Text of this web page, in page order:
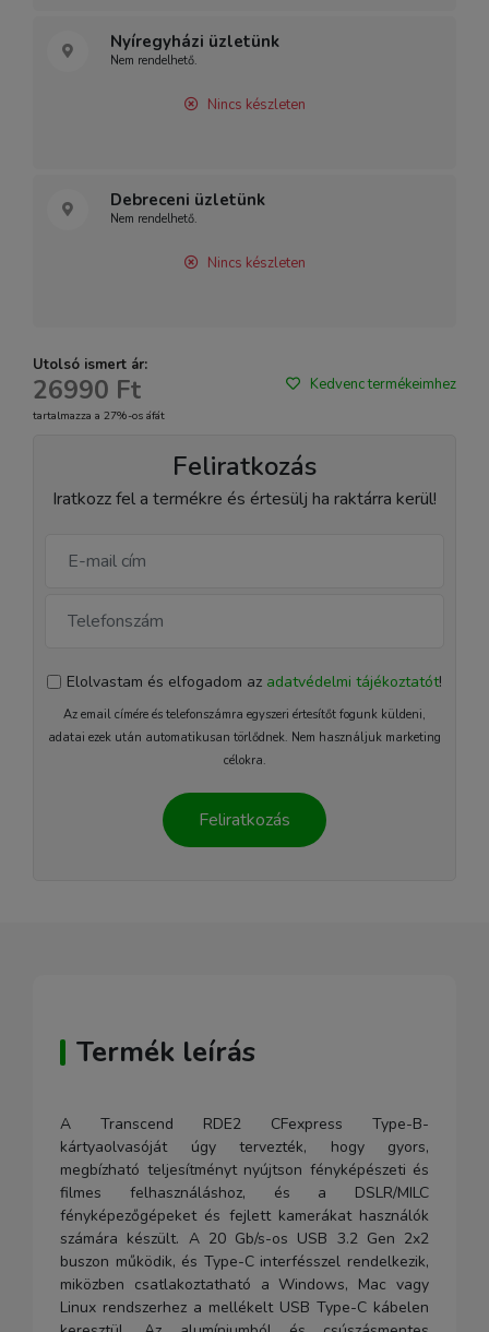
Nyíregyházi üzletünk
Nem rendelhető.
Nincs készleten
Debreceni üzletünk
Nem rendelhető.
Nincs készleten
Utolsó ismert ár:
26990 Ft
tartalmazza a 27%-os áfát
Kedvenc termékeimhez
Feliratkozás
Iratkozz fel a termékre és értesülj ha raktárra kerül!
Elolvastam és elfogadom az adatvédelmi tájékoztatót!
Az email címére és telefonszámra egyszeri értesítőt fogunk küldeni,
adatai ezek után automatikusan törlődnek. Nem használjuk marketing
célokra.
Feliratkozás
Termék leírás
A Transcend RDE2 CFexpress Type-B-
kártyaolvasóját úgy tervezték, hogy gyors,
megbízható teljesítményt nyújtson fényképészeti és
filmes felhasználáshoz, és a DSLR/MILC
fényképezőgépeket és fejlett kamerákat használók
számára készült. A 20 Gb/s-os USB 3.2 Gen 2x2
buszon működik, és Type-C interfésszel rendelkezik,
miközben csatlakoztatható a Windows, Mac vagy
Linux rendszerhez a mellékelt USB Type-C kábelen